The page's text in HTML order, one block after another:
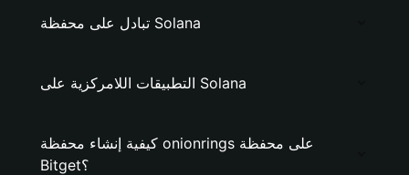
تبادل على محفظة Solana
التطبيقات اللامركزية على Solana
كيفية إنشاء محفظة onionrings على محفظة
Bitget؟